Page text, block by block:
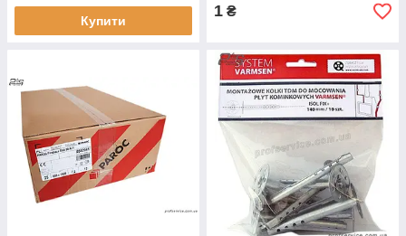
Купити
1 ₴